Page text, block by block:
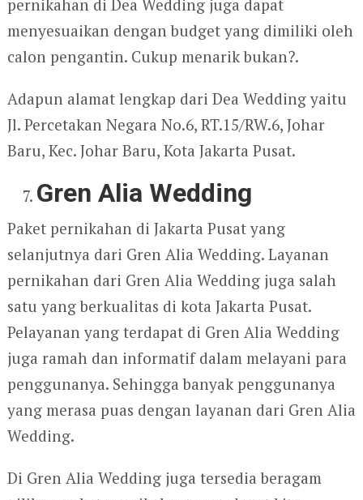
pernikahan di Dea Wedding juga dapat
menyesuaikan dengan budget yang dimiliki oleh
calon pengantin. Cukup menarik bukan?.
Adapun alamat lengkap dari Dea Wedding yaitu
Jl. Percetakan Negara No.6, RT.15/RW.6, Johar
Baru, Kec. Johar Baru, Kota Jakarta Pusat.
Gren Alia Wedding
Paket pernikahan di Jakarta Pusat yang
selanjutnya dari Gren Alia Wedding. Layanan
pernikahan dari Gren Alia Wedding juga salah
satu yang berkualitas di kota Jakarta Pusat.
Pelayanan yang terdapat di Gren Alia Wedding
juga ramah dan informatif dalam melayani para
penggunanya. Sehingga banyak penggunanya
yang merasa puas dengan layanan dari Gren Alia
Wedding.
Di Gren Alia Wedding juga tersedia beragam